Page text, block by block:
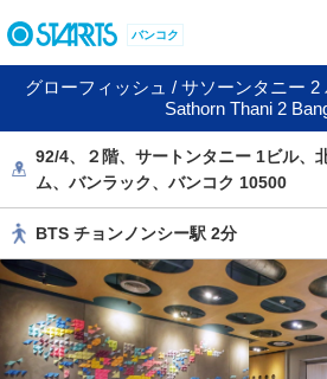
ー
ジ
動
る
た
め
バンコク
グローフィッシュ / サソーンタニー
Sathorn Thani 2
92/4、２階、サートンタニー 1ビル、
ム、バンラック、バンコク 10500
BTS チョンノンシー駅 2分